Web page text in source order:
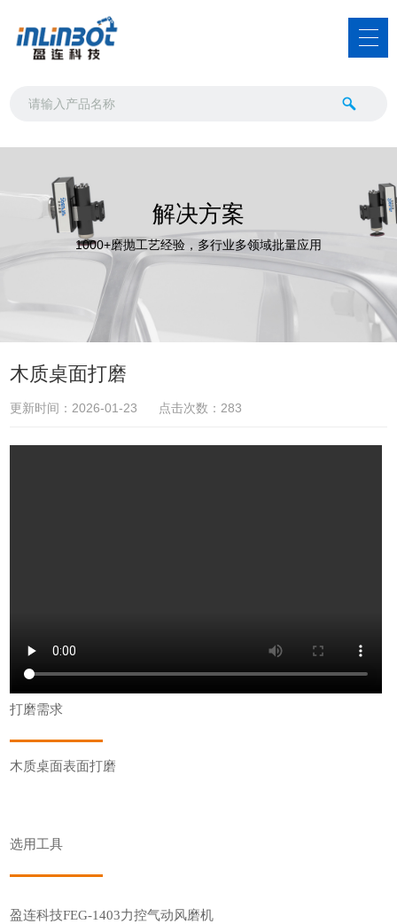
解决方案
1000+磨抛工艺经验，多行业多领域批量应用
木质桌面打磨
更新时间：2026-01-23 点击次数：283
打磨需求
木质桌面表面打磨
选用工具
盈连科技FEG-1403力控气动风磨机